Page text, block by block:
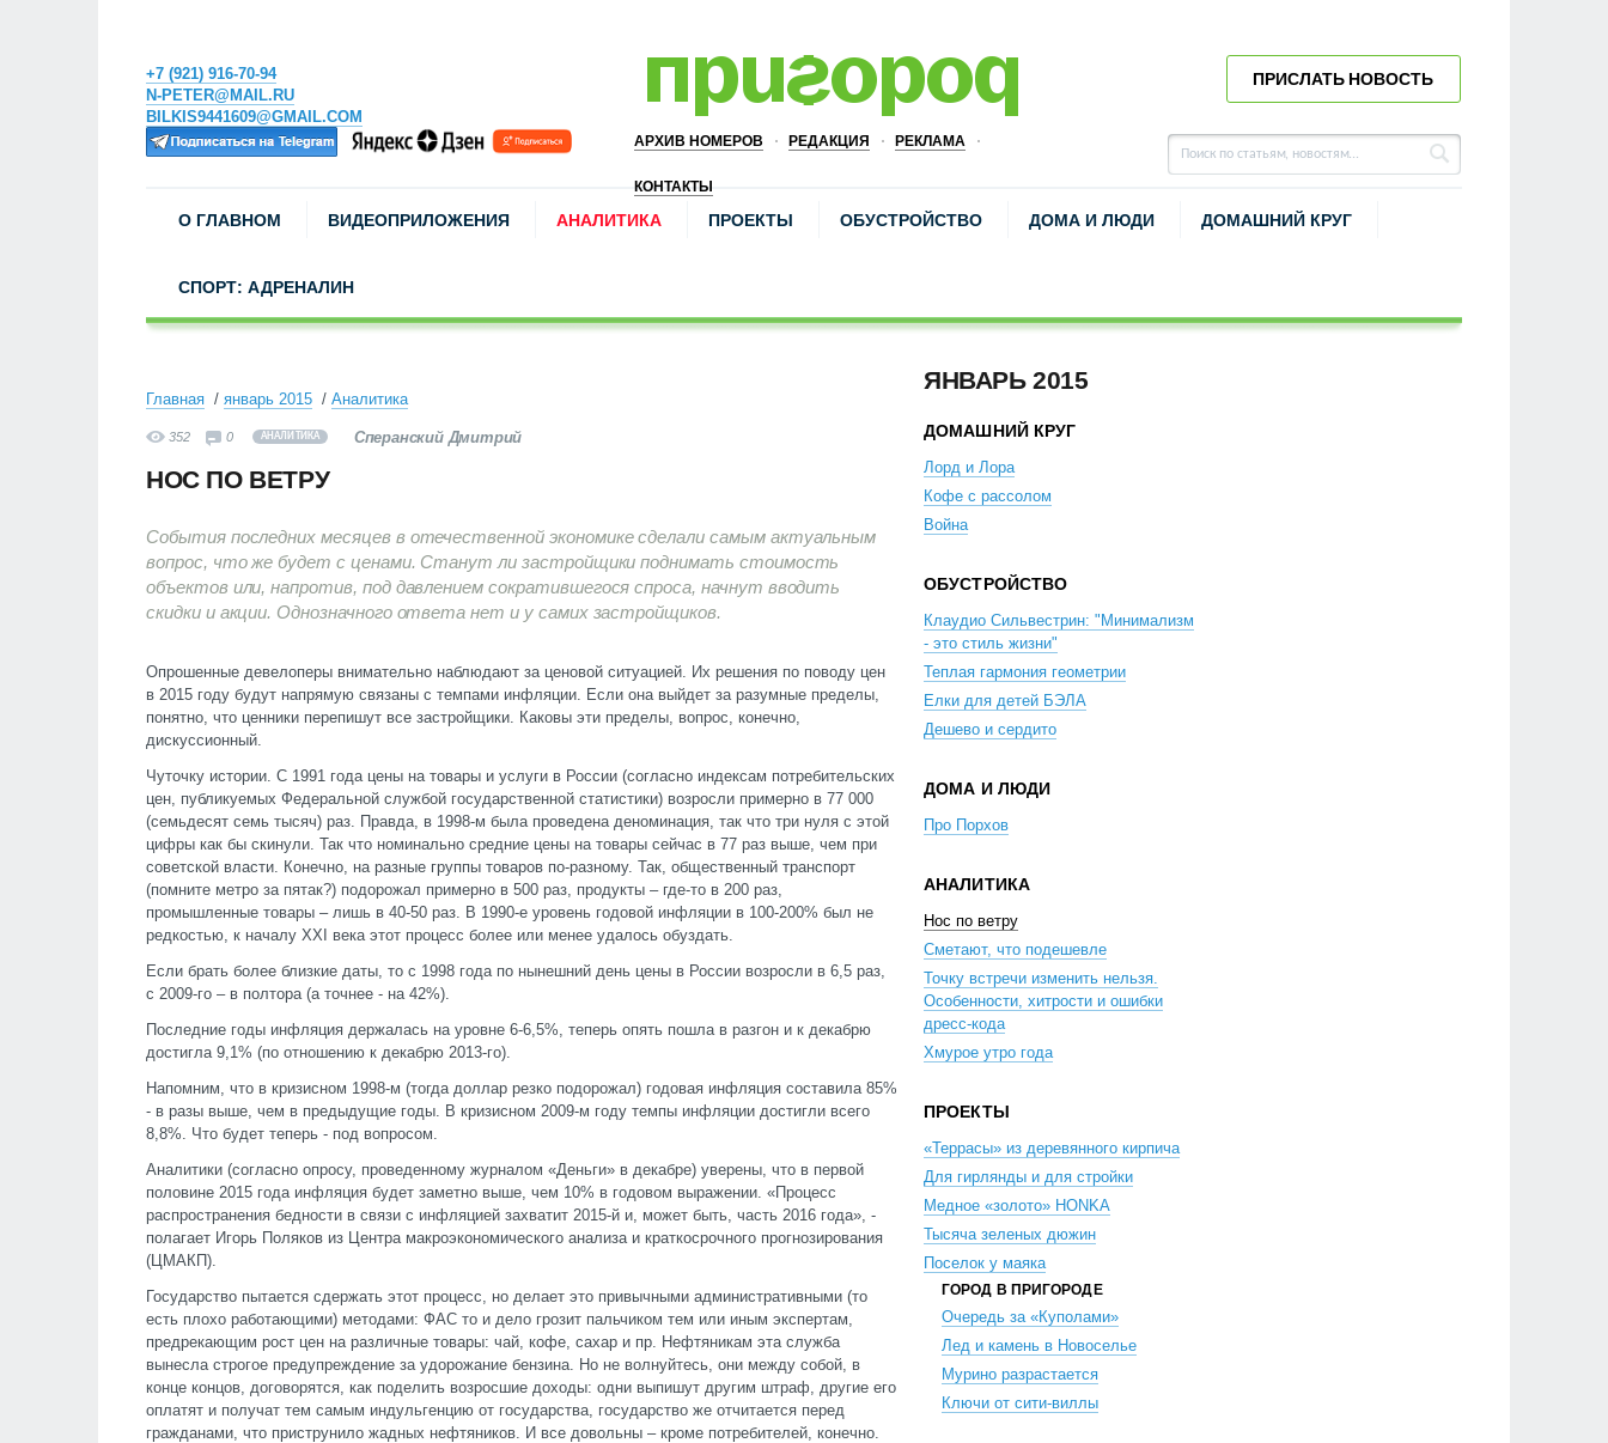
+7 (921) 916-70-94
N-PETER@MAIL.RU
BILKIS9441609@GMAIL.COM
АРХИВ НОМЕРОВ РЕДАКЦИЯ РЕКЛАМА
КОНТАКТЫ
ПРИСЛАТЬ НОВОСТЬ
О ГЛАВНОМ ВИДЕОПРИЛОЖЕНИЯ АНАЛИТИКА ПРОЕКТЫ ОБУСТРОЙСТВО ДОМА И ЛЮДИ ДОМАШНИЙ КРУГ
СПОРТ: АДРЕНАЛИН
Главная январь 2015 Аналитика
352 0 АНАЛИТИКА Сперанский Дмитрий
НОС ПО ВЕТРУ
События последних месяцев в отечественной экономике сделали самым актуальным
вопрос, что же будет с ценами. Станут ли застройщики поднимать стоимость
объектов или, напротив, под давлением сократившегося спроса, начнут вводить
скидки и акции. Однозначного ответа нет и у самих застройщиков.
Опрошенные девелоперы внимательно наблюдают за ценовой ситуацией. Их решения по поводу цен
в 2015 году будут напрямую связаны с темпами инфляции. Если она выйдет за разумные пределы,
понятно, что ценники перепишут все застройщики. Каковы эти пределы, вопрос, конечно,
дискуссионный.
Чуточку истории. С 1991 года цены на товары и услуги в России (согласно индексам потребительских
цен, публикуемых Федеральной службой государственной статистики) возросли примерно в 77 000
(семьдесят семь тысяч) раз. Правда, в 1998-м была проведена деноминация, так что три нуля с этой
цифры как бы скинули. Так что номинально средние цены на товары сейчас в 77 раз выше, чем при
советской власти. Конечно, на разные группы товаров по-разному. Так, общественный транспорт
(помните метро за пятак?) подорожал примерно в 500 раз, продукты – где-то в 200 раз,
промышленные товары – лишь в 40-50 раз. В 1990-е уровень годовой инфляции в 100-200% был не
редкостью, к началу XXI века этот процесс более или менее удалось обуздать.
Если брать более близкие даты, то с 1998 года по нынешний день цены в России возросли в 6,5 раз,
с 2009-го – в полтора (а точнее - на 42%).
Последние годы инфляция держалась на уровне 6-6,5%, теперь опять пошла в разгон и к декабрю
достигла 9,1% (по отношению к декабрю 2013-го).
Напомним, что в кризисном 1998-м (тогда доллар резко подорожал) годовая инфляция составила 85%
- в разы выше, чем в предыдущие годы. В кризисном 2009-м году темпы инфляции достигли всего
8,8%. Что будет теперь - под вопросом.
Аналитики (согласно опросу, проведенному журналом «Деньги» в декабре) уверены, что в первой
половине 2015 года инфляция будет заметно выше, чем 10% в годовом выражении. «Процесс
распространения бедности в связи с инфляцией захватит 2015-й и, может быть, часть 2016 года», -
полагает Игорь Поляков из Центра макроэкономического анализа и краткосрочного прогнозирования
(ЦМАКП).
Государство пытается сдержать этот процесс, но делает это привычными административными (то
есть плохо работающими) методами: ФАС то и дело грозит пальчиком тем или иным экспертам,
предрекающим рост цен на различные товары: чай, кофе, сахар и пр. Нефтяникам эта служба
вынесла строгое предупреждение за удорожание бензина. Но не волнуйтесь, они между собой, в
конце концов, договорятся, как поделить возросшие доходы: одни выпишут другим штраф, другие его
оплатят и получат тем самым индульгенцию от государства, государство же отчитается перед
гражданами, что приструнило жадных нефтяников. И все довольны – кроме потребителей, конечно.
ЯНВАРЬ 2015
ДОМАШНИЙ КРУГ
Лорд и Лора
Кофе с рассолом
Война
ОБУСТРОЙСТВО
Клаудио Сильвестрин: "Минимализм
- это стиль жизни"
Теплая гармония геометрии
Елки для детей БЭЛА
Дешево и сердито
ДОМА И ЛЮДИ
Про Порхов
АНАЛИТИКА
Нос по ветру
Сметают, что подешевле
Точку встречи изменить нельзя.
Особенности, хитрости и ошибки
дресс-кода
Хмурое утро года
ПРОЕКТЫ
«Террасы» из деревянного кирпича
Для гирлянды и для стройки
Медное «золото» HONKA
Тысяча зеленых дюжин
Поселок у маяка
ГОРОД В ПРИГОРОДЕ
Очередь за «Куполами»
Лед и камень в Новоселье
Мурино разрастается
Ключи от сити-виллы